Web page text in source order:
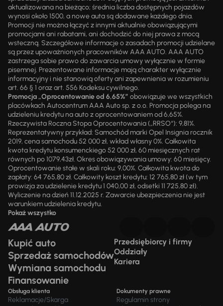
aktualizowana na bieżąco; średnia liczba dostępnych pojazdów
wynosi około 1500, a nowe auta są dodawane każdego dnia.
Promocji nie można łączyć z innymi aktualnie obowiązującymi
promocjami ani rabatami, ani dochodzić do niej prawa z mocą
wsteczną. Szczegółowe informacje o zasadach promocji udzielane
są przez upoważnionych pracowników AAA AUTO. AAA AUTO
zastrzega sobie prawo do zawarcia umowy wyłącznie w formie
pisemnej. Prezentowane informacje mają charakter wyłącznie
informacyjny i nie stanowią oferty ani zapewnienia w rozumieniu
art. 66 § 1 oraz art. 556 Kodeksu cywilnego.
Promocja „Oprocentowanie od 6,65%” obowiązuje we wszystkich
placówkach Autocentrum AAA Auto sp. z o.o. Promocja polega na
udzieleniu kredytu na auto z oprocentowaniem od 6,65%.
Rzeczywista Roczna Stopa Oprocentowania („RRSO“): 9,81%.
Reprezentatywny przykład: Samochód marki Opel Insignia rocznik
2019, cena samochodu 52 000 zł, wkład własny 0%. Całkowita
kwota kredytu konsumenckiego 52 000 zł, 60 miesięcznych rat
równych po 1079,43zł. Okres obowiązywania umowy: 60 miesięcy.
Oprocentowanie stałe w skali roku: 9,00%. Całkowita kwota do
zapłaty: 64 765,80 zł. Całkowity koszt kredytu: 12 765,80 zł (w tym
prowizja za udzielenie kredytu 1 040,00 zł, odsetki 11 725,80 zł).
Wyliczenie na dzień 11.12.2025 r. Zawarcie ubezpieczenia nie jest
warunkiem udzielenia kredytu.
Pokaż wszystko
Kupić auto
Sprzedaż samochodów
Wymiana samochodu
Finansowanie
Przedsiębiorcy i firmy
Oddziały
Kariera
Obsługa klienta
Reklamacje/Skarga
Dokumenty prawne
Regulamin strony